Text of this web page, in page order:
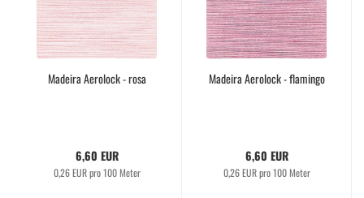
Madeira Aerolock - rosa
6,60 EUR
0,26 EUR pro 100 Meter
Madeira Aerolock - flamingo
6,60 EUR
0,26 EUR pro 100 Meter